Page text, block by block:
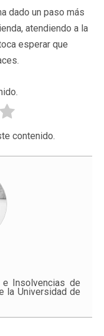
dado un paso más
atendiendo a la
esperar que
contenido.
e Insolvencias de
la Universidad de